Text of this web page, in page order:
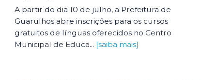
A partir do dia 10 de julho, a Prefeitura de
Guarulhos abre inscrições para os cursos
gratuitos de línguas oferecidos no Centro
Municipal de Educa... [saiba mais]